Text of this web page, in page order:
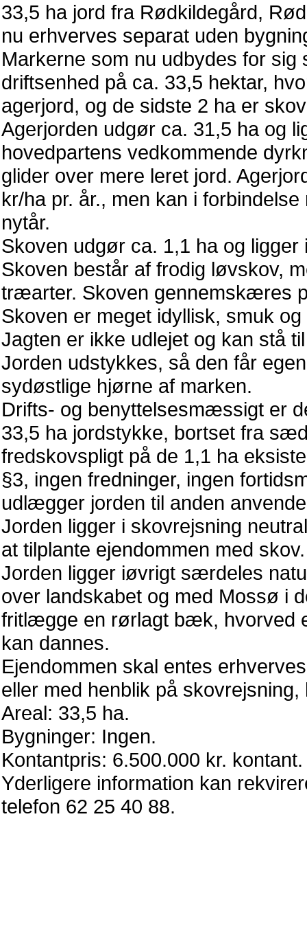
33,5 ha jord fra Rødkildegård,
nu erhverves separat uden
Markerne som nu udbydes for
driftsenhed på ca. 33,5 hektar,
agerjord, og de sidste 2 ha er
Agerjorden udgør ca. 31,5 ha og
hovedpartens vedkommende
glider over mere leret jord.
kr/ha pr. år., men kan i
nytår.
Skoven udgør ca. 1,1 ha og
Skoven består af frodig løvskov,
træarter. Skoven gennemskæres
Skoven er meget idyllisk, smuk
Jagten er ikke udlejet og kan stå
Jorden udstykkes, så den får
sydøstlige hjørne af marken.
Drifts- og benyttelsesmæssigt er
33,5 ha jordstykke, bortset fra
fredskovspligt på de 1,1 ha
§3, ingen fredninger, ingen
udlægger jorden til anden
Jorden ligger i skovrejsning
at tilplante ejendommen med skov.
Jorden ligger iøvrigt særdeles
over landskabet og med Mossø i
fritlægge en rørlagt bæk, hvorved
kan dannes.
Ejendommen skal entes
eller med henblik på
Areal: 33,5 ha.
Bygninger: Ingen.
Kontantpris: 6.500.000 kr. kontant.
Yderligere information kan
telefon 62 25 40 88.